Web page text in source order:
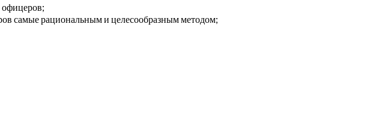
офицеров;
самые рациональным и целесообразным методом;